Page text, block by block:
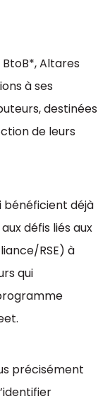
Altares
à ses
destinées
de leurs
bénéficient déjà
défis liés aux
RSE) à
qui
précisément